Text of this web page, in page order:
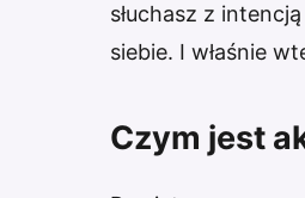
słuchasz z
siebie. I właśnie
Czym jest